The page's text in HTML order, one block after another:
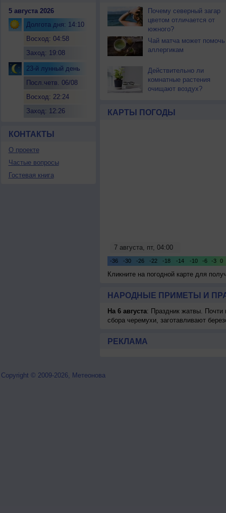
5 августа 2026
Долгота дня: 14:10
Восход: 04:58
Заход: 19:08
23-й лунный день
Посл.четв. 06/08
Восход: 22:24
Заход: 12:26
КОНТАКТЫ
О проекте
Частые вопросы
Гостевая книга
Почему северный загар
цветом отличается от
южного?
Чай матча может помочь
аллергикам
Действительно ли
комнатные растения
очищают воздух?
КАРТЫ ПОГОДЫ
Кликните на погодной карте для
НАРОДНЫЕ ПРИМЕТЫ И
На 6 августа: Праздник жатвы. Почти
сбора черемухи, заготавливают
РЕКЛАМА
Copyright © 2009-2026, Метеонова